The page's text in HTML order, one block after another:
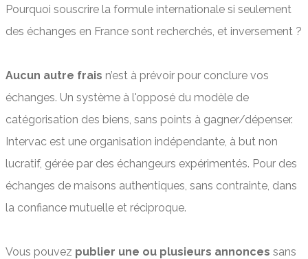
Pourquoi souscrire la formule internationale si seulement
des échanges en France sont recherchés, et inversement ?
Aucun autre frais n’est à prévoir pour conclure vos
échanges. Un système à l'opposé du modèle de
catégorisation des biens, sans points à gagner/dépenser.
Intervac est une organisation indépendante, à but non
lucratif, gérée par des échangeurs expérimentés. Pour des
échanges de maisons authentiques, sans contrainte, dans
la confiance mutuelle et réciproque.
Vous pouvez publier une ou plusieurs annonces sans